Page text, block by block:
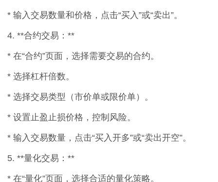
* 输入交易数量和价格，点击“买入”或“卖出”。
4. **合约交易：**
* 在“合约”页面，选择需要交易的合约。
* 选择杠杆倍数。
* 选择交易类型（市价单或限价单）。
* 设置止盈止损价格，控制风险。
* 输入交易数量，点击“买入开多”或“卖出开空”。
5. **量化交易：**
* 在“量化”页面，选择合适的量化策略。